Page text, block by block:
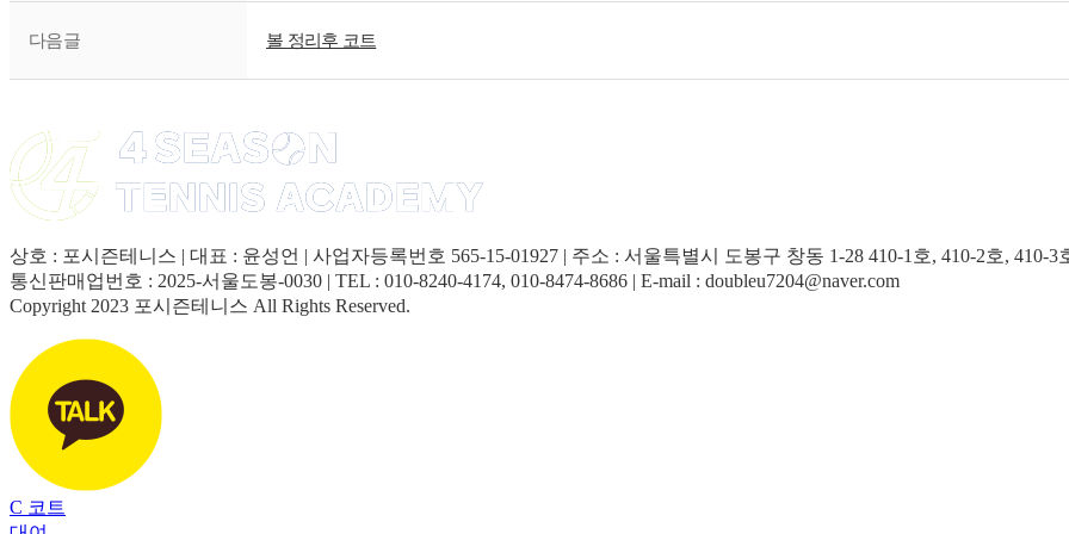
다음글 볼 정리후 코트
상호 : 포시즌테니스 | 대표 : 윤성언 | 사업자등록번호 565-15-01927 | 주소 : 서울특별시 도봉구 창동 1-28 410-1호, 410-2호, 410-3
통신판매업번호 : 2025-서울도봉-0030 | TEL : 010-8240-4174, 010-8474-8686 | E-mail : doubleu7204@naver.com
Copyright 2023 포시즌테니스 All Rights Reserved.
C 코트